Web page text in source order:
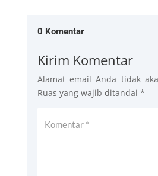
0 Komentar
Kirim Komentar
Alamat email Anda tidak
Ruas yang wajib ditandai *